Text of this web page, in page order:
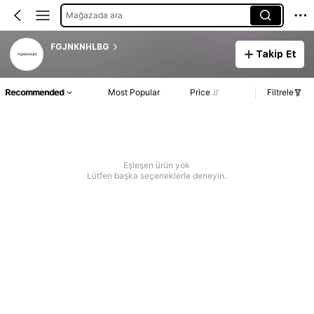
Mağazada ara
FGJNKNHLBG
Takip Et
Recommended Most Popular Price Filtrele
Eşleşen ürün yok
Lütfen başka seçeneklerle deneyin.